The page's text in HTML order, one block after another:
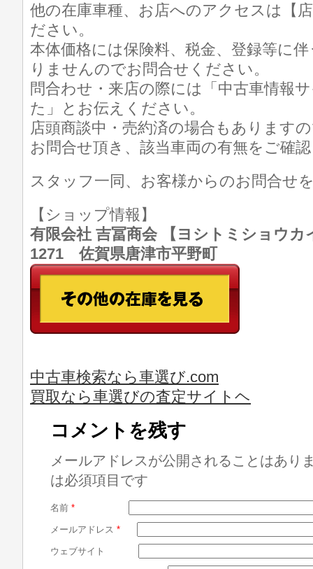
他の在庫車種、お店へのアクセスは【
ださい。
本体価格には保険料、税金、登録等に
りませんのでお問合せください。
問合わせ・来店の際には「中古車情報
た」とお伝えください。
店頭商談中・売約済の場合もあります
お問合せ頂き、該当車両の有無をご確
スタッフ一同、お客様からのお問合せ
【ショップ情報】
有限会社 吉冨商会 【ヨシトミショウ
1271 佐賀県唐津市平野町
中古車検索なら車選び.com
買取なら車選びの査定サイトヘ
コメントを残す
メールアドレスが公開されることはあり
は必須項目です
名前 *
メールアドレス *
ウェブサイト